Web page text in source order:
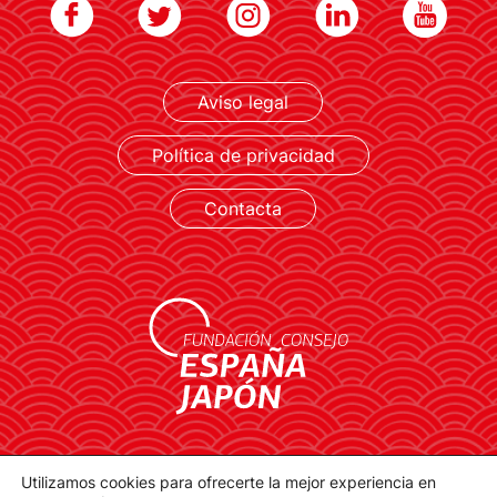
LEER MÁS Aviso legal
Política de privacidad
Contacta
contacto@spainjapanfoundation.com
Utilizamos cookies para ofrecerte la mejor experiencia en